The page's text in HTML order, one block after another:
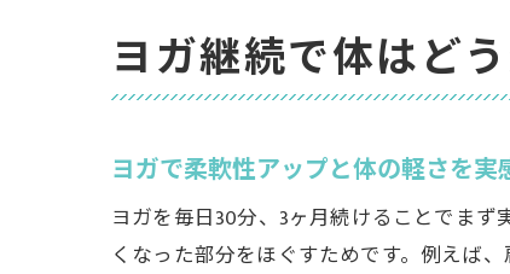
ヨガ継続で体はど
ヨガで柔軟性アップと体の軽さを実
ヨガを毎日30分、3ヶ月続けることでま
くなった部分をほぐすためです。例えば